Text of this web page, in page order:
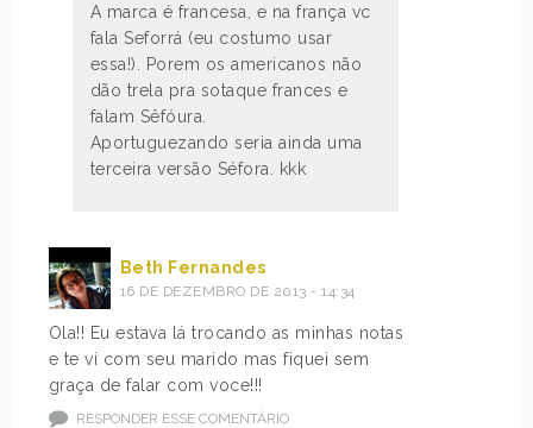
A marca é francesa, e na frança vc
fala Seforrá (eu costumo usar
essa!). Porem os americanos não
dão trela pra sotaque frances e
falam Sêfóura.
Aportuguezando seria ainda uma
terceira versão Séfora. kkk
Beth Fernandes
16 DE DEZEMBRO DE 2013 - 14:34
Ola!! Eu estava lá trocando as minhas notas
e te vi com seu marido mas fiquei sem
graça de falar com voce!!!
RESPONDER ESSE COMENTÁRIO